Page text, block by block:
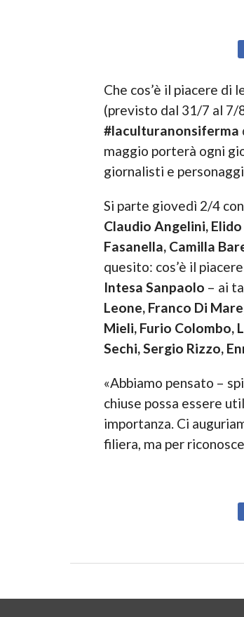
Che cos’è il piacere di
(previsto dal 31/7 al 7/
#laculturanonsiferma
maggio porterà ogni
giornalisti e
Si parte giovedì 2/4
Claudio Angelini,
Fasanella, Camilla
quesito: cos’è il
Intesa Sanpaolo – ai
Leone, Franco Di
Mieli, Furio Colombo,
Sechi, Sergio Rizzo,
«Abbiamo pensato –
chiuse possa essere
importanza. Ci
filiera, ma per